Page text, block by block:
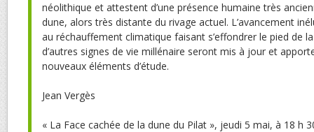
néolithique et attestent d’une présence humaine très
dune, alors très distante du rivage actuel. L’avancement
au réchauffement climatique faisant s’effondrer le pied de
d’autres signes de vie millénaire seront mis à jour et
nouveaux éléments d’étude.
Jean Vergès
« La Face cachée de la dune du Pilat », jeudi 5 mai, à 18 h